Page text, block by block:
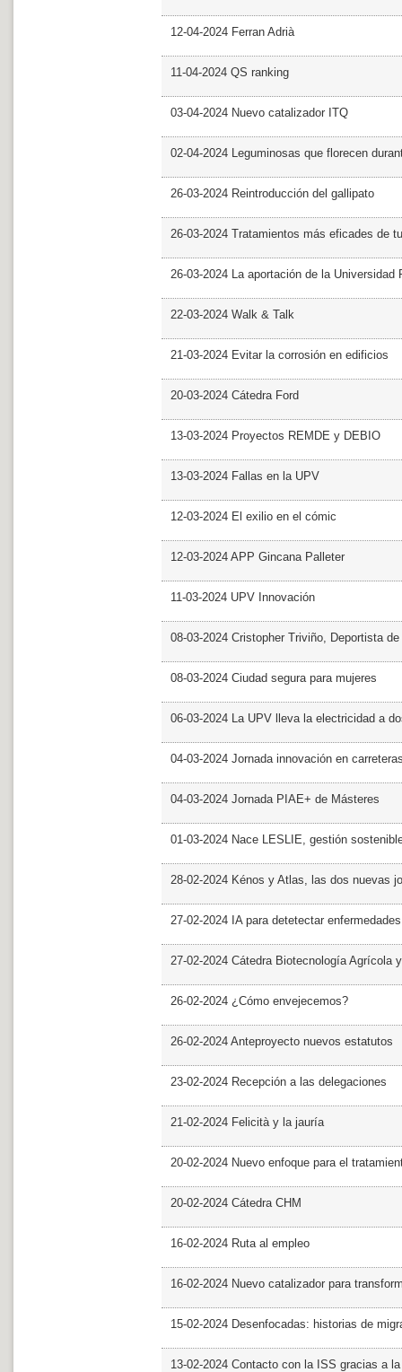
12-04-2024 Ferran Adrià
11-04-2024 QS ranking
03-04-2024 Nuevo catalizador ITQ
02-04-2024 Leguminosas que florecen
26-03-2024 Reintroducción del gallipato
26-03-2024 Tratamientos más eficades de
26-03-2024 La aportación de la Universidad
22-03-2024 Walk & Talk
21-03-2024 Evitar la corrosión en edificios
20-03-2024 Cátedra Ford
13-03-2024 Proyectos REMDE y DEBIO
13-03-2024 Fallas en la UPV
12-03-2024 El exilio en el cómic
12-03-2024 APP Gincana Palleter
11-03-2024 UPV Innovación
08-03-2024 Cristopher Triviño, Deportista
08-03-2024 Ciudad segura para mujeres
06-03-2024 La UPV lleva la electricidad a
04-03-2024 Jornada innovación en
04-03-2024 Jornada PIAE+ de Másteres
01-03-2024 Nace LESLIE, gestión
28-02-2024 Kénos y Atlas, las dos nuevas
27-02-2024 IA para detetectar
27-02-2024 Cátedra Biotecnología Agrícola
26-02-2024 ¿Cómo envejecemos?
26-02-2024 Anteproyecto nuevos estatutos
23-02-2024 Recepción a las delegaciones
21-02-2024 Felicità y la jauría
20-02-2024 Nuevo enfoque para el
20-02-2024 Cátedra CHM
16-02-2024 Ruta al empleo
16-02-2024 Nuevo catalizador para
15-02-2024 Desenfocadas: historias de
13-02-2024 Contacto con la ISS gracias a